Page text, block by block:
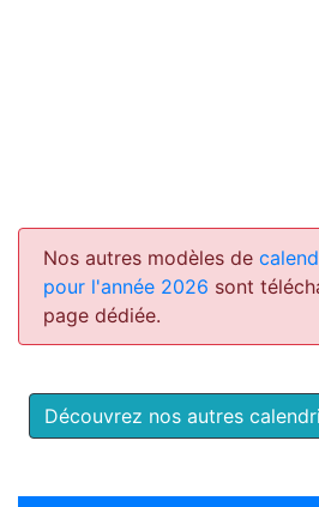
Nos autres modèles de
pour l'année 2026 sont
page dédiée.
Découvrez nos autres